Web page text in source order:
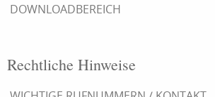
DOWNLOADBEREICH
Rechtliche Hinweise